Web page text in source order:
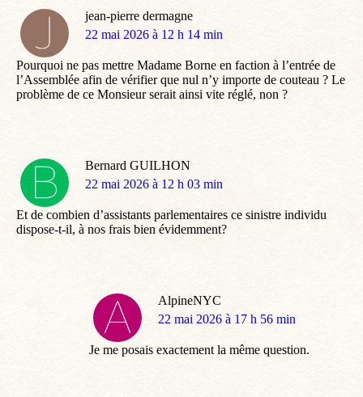
jean-pierre dermagne
dit
22 mai 2026 à 12 h 14 min
Pourquoi ne pas mettre Madame Borne en faction à l’entrée de
l’Assemblée afin de vérifier que nul n’y importe de couteau ? Le
problème de ce Monsieur serait ainsi vite réglé, non ?
Bernard GUILHON
dit
22 mai 2026 à 12 h 03 min
Et de combien d’assistants parlementaires ce sinistre individu
dispose-t-il, à nos frais bien évidemment?
AlpineNYC
dit
22 mai 2026 à 17 h 56 min
Je me posais exactement la même question.